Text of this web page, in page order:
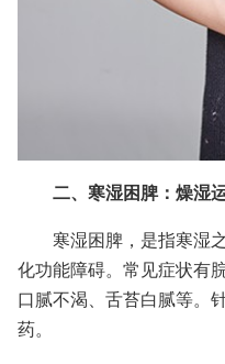
二、寒湿困脾：燥湿
寒湿困脾，是指寒湿
化功能障碍。常见症状有
口腻不渴、舌苔白腻等。
药。